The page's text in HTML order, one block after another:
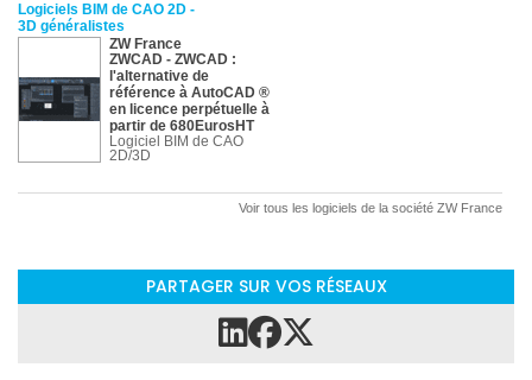
Logiciels BIM de CAO 2D -
3D généralistes
ZW France
ZWCAD - ZWCAD :
l'alternative de
référence à AutoCAD ®
en licence perpétuelle à
partir de 680EurosHT
Logiciel BIM de CAO
2D/3D
Voir tous les logiciels de la société ZW France
PARTAGER SUR VOS RÉSEAUX